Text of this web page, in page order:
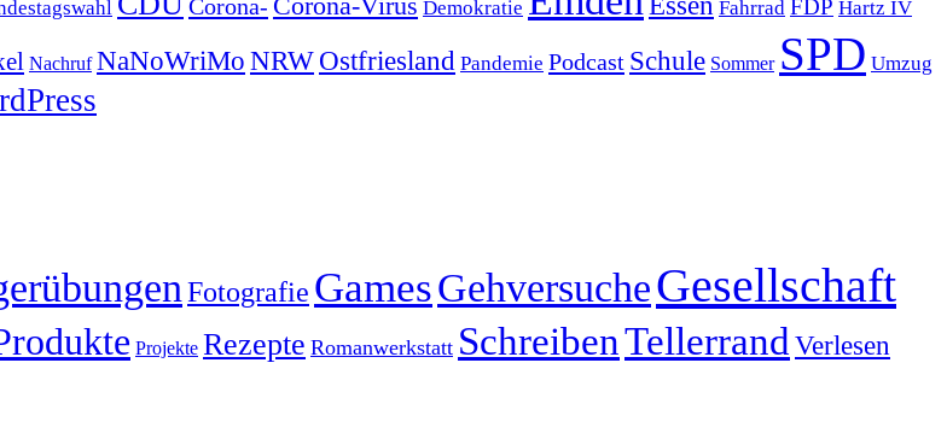
Corona- Demokratie Fahrrad FDP Hartz IV
Nachruf NaNoWriMo NRWOstfriesland Pandemie Podcast Schule Sommer SPD Umzug
Fotografie GamesGehversucheGesellschaft
Projekte Rezepte Romanwerkstatt SchreibenTellerrand Verlesen